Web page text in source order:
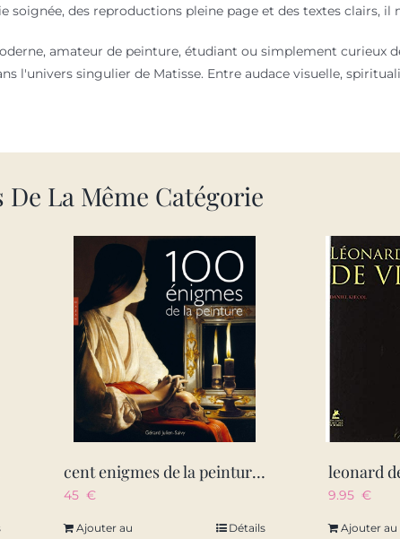
soignée, des reproductions pleine page et des textes clairs,
amateur de peinture, étudiant ou simplement curieux
l'univers singulier de Matisse. Entre audace visuelle,
La Même Catégorie
cent enigmes de la peinture nouvelle edition 2025
45 €
Ajouter au
Détails
leonard
9.95 €
Ajouter au